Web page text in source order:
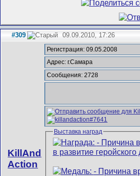
#309 09.09.2010, 17:26
KillAnd
Action
Регистрация: 09.05.2008
Адрес: г.Самара
Сообщения: 2728
Выставка наград